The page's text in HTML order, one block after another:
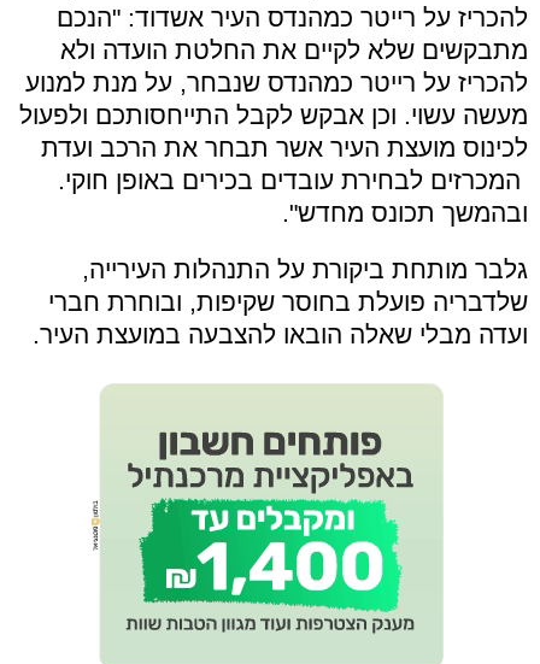
להכריז על רייטר כמהנדס העיר אשדוד: "הנכם
מתבקשים שלא לקיים את החלטת הועדה ולא
להכריז על רייטר כמהנדס שנבחר, על מנת למנוע
מעשה עשוי. וכן אבקש לקבל התייחסותכם ולפעול
לכינוס מועצת העיר אשר תבחר את הרכב ועדת
המכרזים לבחירת עובדים בכירים באופן חוקי.
ובהמשך תכונס מחדש".
גלבר מותחת ביקורת על התנהלות העירייה,
שלדבריה פועלת בחוסר שקיפות, ובוחרת חברי
ועדה מבלי שאלה הובאו להצבעה במועצת העיר.